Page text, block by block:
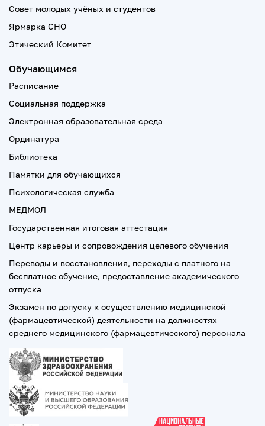
Совет молодых учёных и студентов
Ярмарка СНО
Этический Комитет
Обучающимся
Расписание
Социальная поддержка
Электронная образовательная среда
Ординатура
Библиотека
Памятки для обучающихся
Психологическая служба
МЕДМОЛ
Государственная итоговая аттестация
Центр карьеры и сопровождения целевого обучения
Переводы и восстановления, переходы с платного на
бесплатное обучение, предоставление академического
отпуска
Экзамен по допуску к осуществлению медицинской
(фармацевтической) деятельности на должностях
среднего медицинского (фармацевтического) персонала